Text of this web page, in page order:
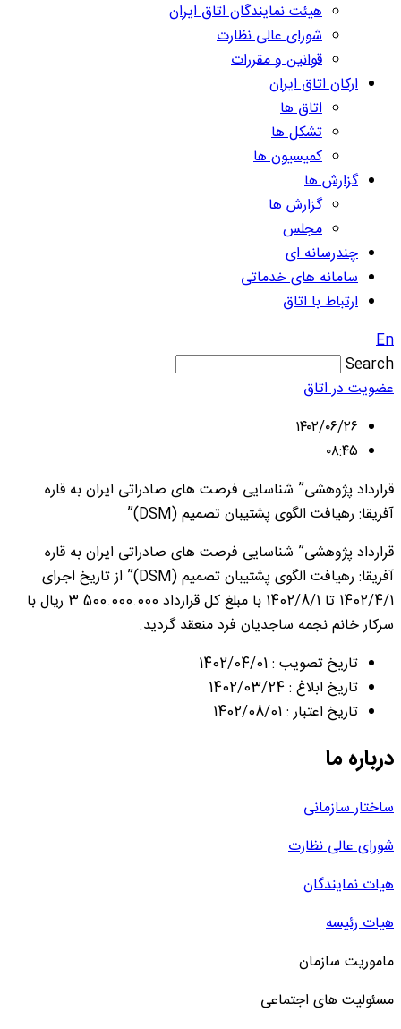
هیئت نمایندگان اتاق ایران
شورای عالی نظارت
قوانین و مقررات
ارکان اتاق ایران
اتاق ها
تشکل ها
کمیسیون ها
گزارش ها
گزارش ها
مجلس
چندرسانه ای
سامانه های خدماتی
ارتباط با اتاق
En
Search
عضویت در اتاق
۱۴۰۲/۰۶/۲۶
۰۸:۴۵
قرارداد پژوهشی” شناسایی فرصت های صادراتی ایران به قاره
آفریقا: رهیافت الگوی پشتیبان تصمیم (DSM)”
قرارداد پژوهشی” شناسایی فرصت های صادراتی ایران به قاره
آفریقا: رهیافت الگوی پشتیبان تصمیم (DSM)” از تاریخ اجرای
1402/4/1 تا 1402/8/1 با مبلغ کل قرارداد 3.500.000.000 ریال با
سرکار خانم نجمه ساجدیان فرد منعقد گردید.
تاریخ تصویب : 1402/04/01
تاریخ ابلاغ : 1402/03/24
تاریخ اعتبار : 1402/08/01
درباره ما
ساختار سازمانی
شورای عالی نظارت
هیات نمایندگان
هیات رئیسه
ماموریت سازمان
مسئولیت های اجتماعی